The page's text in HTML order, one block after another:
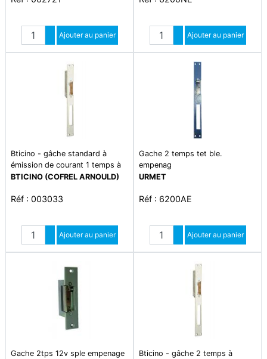
Quantité
Augmenter quantité
Diminuer quantité
Ajouter au panier Quantité
Augmenter quantité
Diminuer quantité
Ajouter au panier
Bticino - gâche standard à
émission de courant 1 temps à
encastrer double empennage
BTICINO (COFREL ARNOULD)
Réf : 003033
Quantité
Augmenter quantité
Diminuer quantité
Ajouter au panier
Gache 2 temps tet ble.
empenag
URMET
Réf : 6200AE
Quantité
Augmenter quantité
Diminuer quantité
Ajouter au panier
Gache 2tps 12v sple empenage
Bticino - gâche 2 temps à